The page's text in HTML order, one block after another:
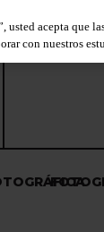
usted acepta que
con nuestros